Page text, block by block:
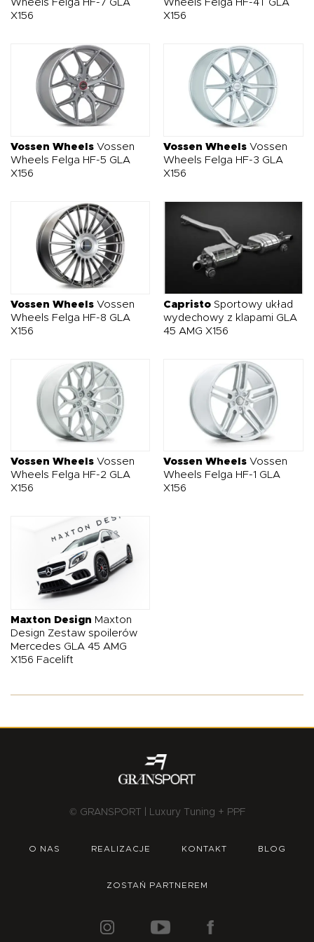
Wheels Felga HF-7 GLA
X156
Wheels Felga HF-4T GLA
X156
Vossen Wheels Vossen
Wheels Felga HF-5 GLA
X156
Vossen Wheels Vossen
Wheels Felga HF-3 GLA
X156
Vossen Wheels Vossen
Wheels Felga HF-8 GLA
X156
Capristo Sportowy układ
wydechowy z klapami GLA
45 AMG X156
Vossen Wheels Vossen
Wheels Felga HF-2 GLA
X156
Vossen Wheels Vossen
Wheels Felga HF-1 GLA
X156
Maxton Design Maxton
Design Zestaw spoilerów
Mercedes GLA 45 AMG
X156 Facelift
© GRANSPORT | Luxury Tuning + PPF
O NAS REALIZACJE KONTAKT BLOG
ZOSTAŃ PARTNEREM